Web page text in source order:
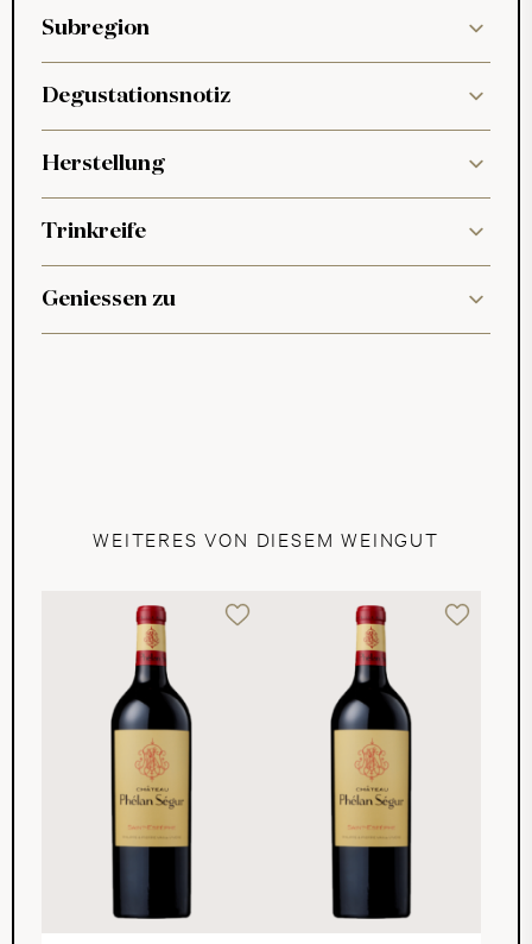
Subregion
Degustationsnotiz
Herstellung
Trinkreife
Geniessen zu
WEITERES VON DIESEM WEINGUT